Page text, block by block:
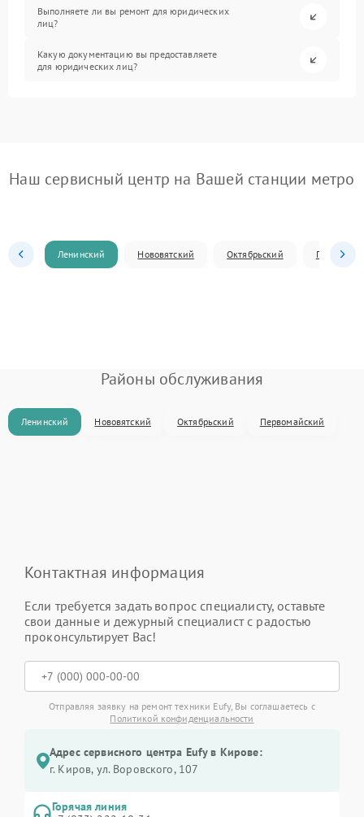
Выполняете ли вы ремонт для юридических
лиц?
Какую документацию вы предоставляете
для юридических лиц?
Наш сервисный центр на Вашей станции метро
Ленинский Нововятский Октябрьский
Районы обслуживания
Ленинский Нововятский Октябрьский Первомайский
Контактная информация
Если требуется задать вопрос специалисту, оставьте
свои данные и дежурный специалист с радостью
проконсультирует Вас!
Отправляя заявку на ремонт техники Eufy, Вы соглашаетесь с
Политикой конфиденциальности
Адрес сервисного центра Eufy в Кирове:
г. Киров, ул. Воровского, 107
Горячая линия